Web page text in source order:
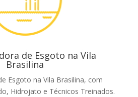
de Esgoto na Vila
Brasilina
Esgoto na Vila Brasilina, com
Hidrojato e Técnicos Treinados.